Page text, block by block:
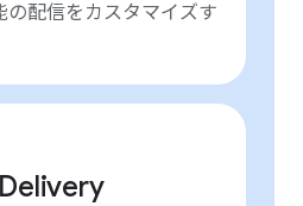
の配信をカスタマイズす